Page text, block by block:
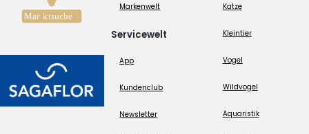
Markenwelt
Servicewelt
App
Kundenclub
Newsletter
Katze
Kleintier
Vogel
Wildvogel
Aquaristik